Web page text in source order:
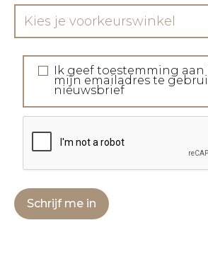
Kies je voorkeurswinkel
Ik geef toestemming aan
mijn emailadres te
nieuwsbrief
Schrijf me in